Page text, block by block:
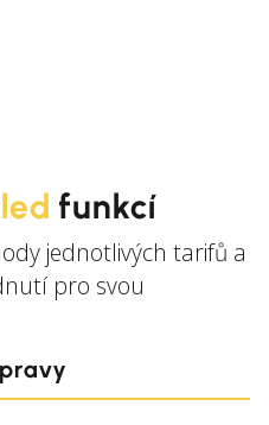
funkcí
jednotlivých tarifů a
pro svou